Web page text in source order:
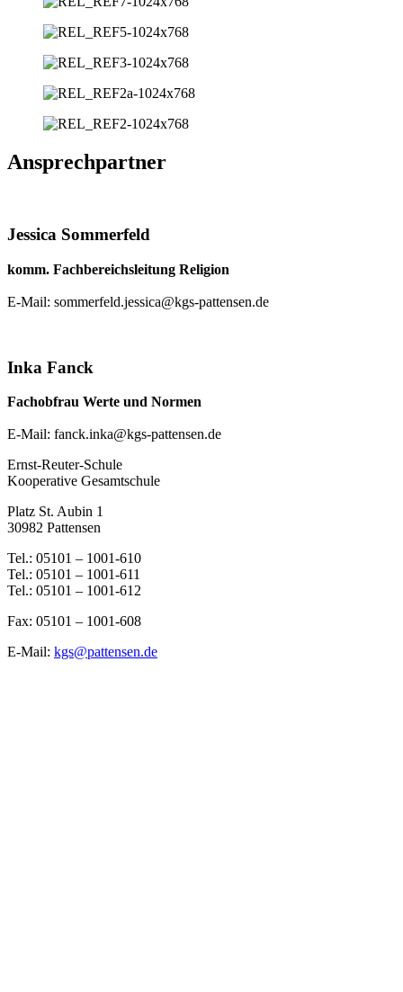
Ansprechpartner
Jessica Sommerfeld
komm. Fachbereichsleitung Religion
E-Mail: sommerfeld.jessica@kgs-pattensen.de
Inka Fanck
Fachobfrau Werte und Normen
E-Mail: fanck.inka@kgs-pattensen.de
Ernst-Reuter-Schule
Kooperative Gesamtschule
Platz St. Aubin 1
30982 Pattensen
Tel.: 05101 – 1001-610
Tel.: 05101 – 1001-611
Tel.: 05101 – 1001-612
Fax: 05101 – 1001-608
E-Mail: kgs@pattensen.de